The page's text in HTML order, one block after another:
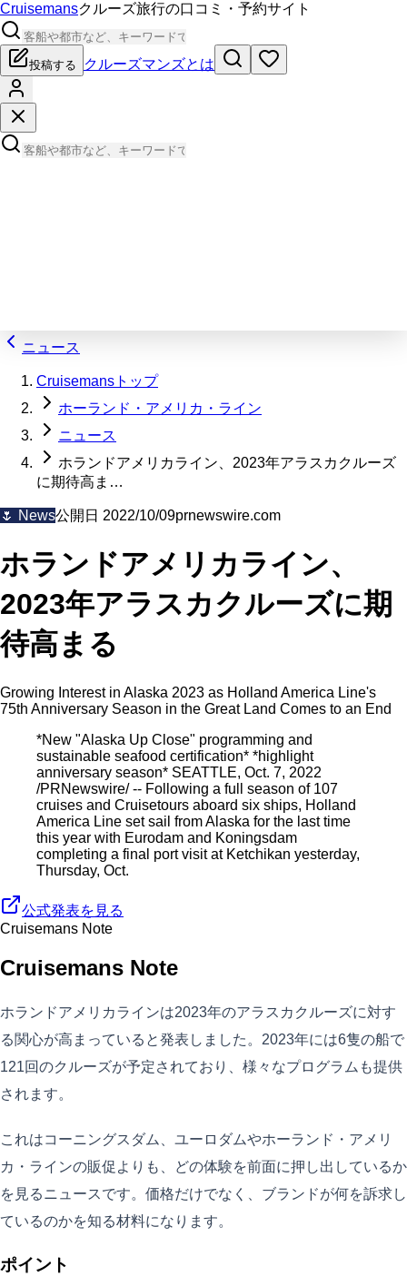
Cruisemansクルーズ旅行の口コミ・予約サイト
投稿する クルーズマンズとは
ニュース
Cruisemansトップ
ホーランド・アメリカ・ライン
ニュース
ホランドアメリカライン、2023年アラスカクルーズ
に期待高ま…
🌷 News公開日 2022/10/09prnewswire.com
ホランドアメリカライン、
2023年アラスカクルーズに期
待高まる
Growing Interest in Alaska 2023 as Holland America Line's
75th Anniversary Season in the Great Land Comes to an End
*New "Alaska Up Close" programming and
sustainable seafood certification* *highlight
anniversary season* SEATTLE, Oct. 7, 2022
/PRNewswire/ -- Following a full season of 107
cruises and Cruisetours aboard six ships, Holland
America Line set sail from Alaska for the last time
this year with Eurodam and Koningsdam
completing a final port visit at Ketchikan yesterday,
Thursday, Oct.
公式発表を見る
Cruisemans Note
Cruisemans Note
ホランドアメリカラインは2023年のアラスカクルーズに対す
る関心が高まっていると発表しました。2023年には6隻の船で
121回のクルーズが予定されており、様々なプログラムも提供
されます。
これはコーニングスダム、ユーロダムやホーランド・アメリ
カ・ラインの販促よりも、どの体験を前面に押し出しているか
を見るニュースです。価格だけでなく、ブランドが何を訴求し
ているのかを知る材料になります。
ポイント